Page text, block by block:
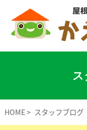
HOME スタッフブログ